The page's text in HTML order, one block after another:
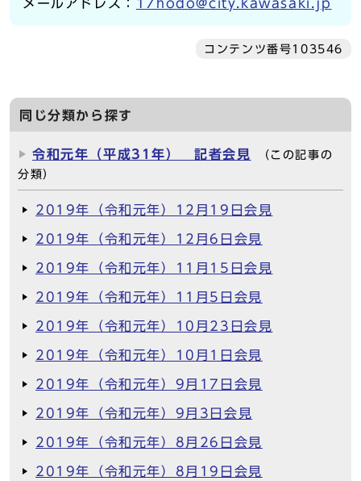
メールアドレス： 17hodo@city.kawasaki.jp
コンテンツ番号103546
同じ分類から探す
令和元年（平成31年） 記者会見
（この記事の
分類）
2019年（令和元年）12月19日会見
2019年（令和元年）12月6日会見
2019年（令和元年）11月15日会見
2019年（令和元年）11月5日会見
2019年（令和元年）10月23日会見
2019年（令和元年）10月1日会見
2019年（令和元年）9月17日会見
2019年（令和元年）9月3日会見
2019年（令和元年）8月26日会見
2019年（令和元年）8月19日会見